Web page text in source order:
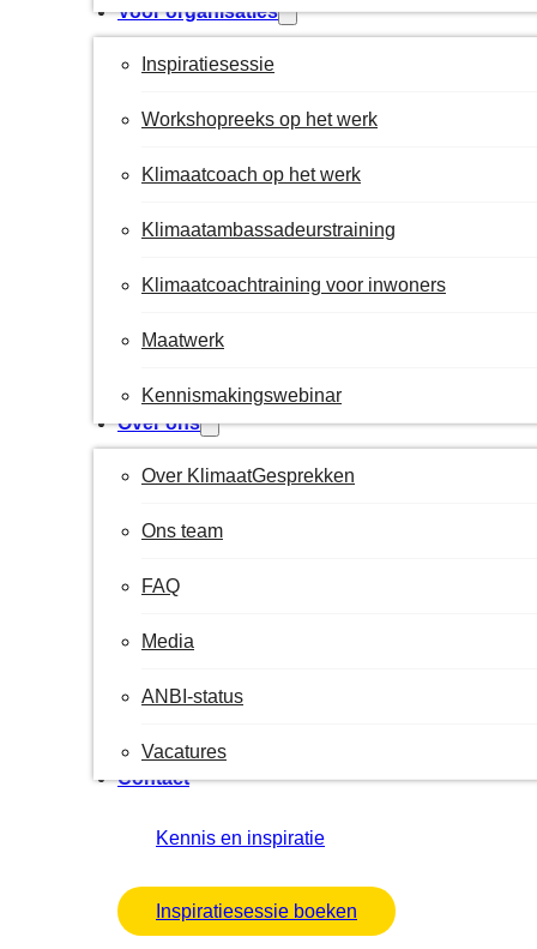
Voor organisaties
Inspiratiesessie
Workshopreeks op het werk
Klimaatcoach op het werk
Klimaatambassadeurstraining
Klimaatcoachtraining voor inwoners
Maatwerk
Kennismakingswebinar
Over ons
Over KlimaatGesprekken
Ons team
FAQ
Media
ANBI-status
Vacatures
Contact
Kennis en inspiratie
Inspiratiesessie boeken